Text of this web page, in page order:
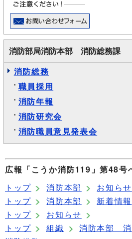
消防部局消防本部 消防総務課
消防総務
職員採用
消防年報
消防研究会
消防職員意見発表会
広報「こうか消防119」第48号
トップ
消防本部
お知らせ
トップ
消防本部
新着情報
トップ
お知らせ
トップ
組織
消防本部 消